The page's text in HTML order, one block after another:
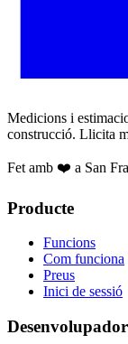
Medicions i
construcció. Llicita
Fet amb ❤️ a San
Producte
Funcions
Com funciona
Preus
Inici de sessió